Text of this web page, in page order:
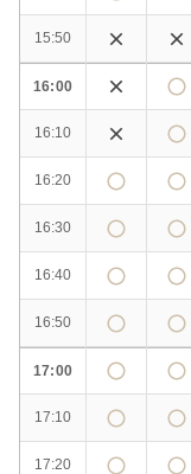
15:50
16:00
16:10
16:20
16:30
16:40
16:50
17:00
17:10
17:20